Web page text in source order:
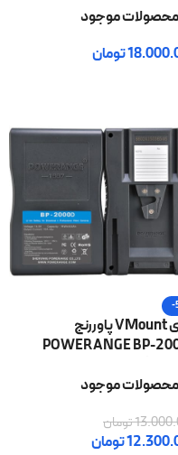
محصولات موجود
تومان
-
باتری VMount پاوررنج
POWERANGE BP-
محصولات موجود
تومان
تومان